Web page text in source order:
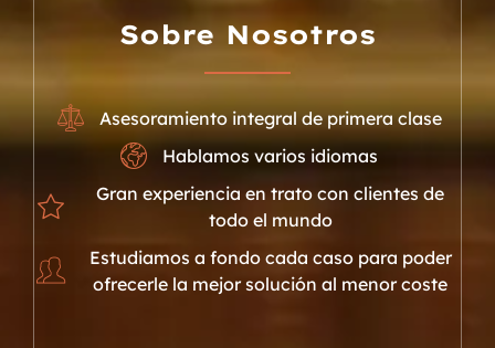
Sobre Nosotros
Asesoramiento integral de primera clase
Hablamos varios idiomas
Gran experiencia en trato con clientes de
todo el mundo
Estudiamos a fondo cada caso para poder
ofrecerle la mejor solución al menor coste